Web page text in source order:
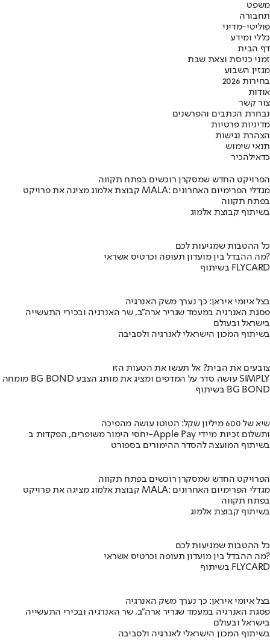
משפט
תחבורה
פוליטי-מדיני
כללי ומידע
דף הבית
זמני כניסת וצאת שבת
מגזין השבוע
בחירות 2026
אודות
צור קשר
נבחרת הכתבים והפרשנים
מדיניות פרטיות
הצהרת נגישות
תנאי שימוש
כדאילהכיר
הפרויקט החדש שמסקרן רוכשים בפתח תקווה
קבוצת אלמוג מציגה את פרויקט MALA: מגדלי הפרימיום האחרונים
בפתח תקווה
בשיתוף קבוצת אלמוג
כל ההטבות שמגיעות לכם
מה ההבדל בין מועדון תעופה וכרטיס אשראי?
בשיתוף FLYCARD
בצל איומי איראן: כך נערך משק האנרגיה
פסגת האנרגיה במעמד שגריר ארה"ב, שר האנרגיה ובכירי התעשייה
בישראל ובעולם
בשיתוף המכון הישראלי לאנרגיה ולסביבה
צובעים את הבית? אל תעשו את הטעות הזו
מומחה BG BOND עושה סדר על המדפים ומציג את מותג הצבע SIMPLY
בשיתוף BG BOND
שיא של 600 מיליון שקל: הטוטו עושה מהפיכה
יחסי הימור משופרים, הפקדות ב-Apple Pay ותשלום זכיות מיידי
בשיתוף המועצה להסדר ההימורים בספורט
הפרויקט החדש שמסקרן רוכשים בפתח תקווה
קבוצת אלמוג מציגה את פרויקט MALA: מגדלי הפרימיום האחרונים
בפתח תקווה
בשיתוף קבוצת אלמוג
כל ההטבות שמגיעות לכם
מה ההבדל בין מועדון תעופה וכרטיס אשראי?
בשיתוף FLYCARD
בצל איומי איראן: כך נערך משק האנרגיה
פסגת האנרגיה במעמד שגריר ארה"ב, שר האנרגיה ובכירי התעשייה
בישראל ובעולם
בשיתוף המכון הישראלי לאנרגיה ולסביבה